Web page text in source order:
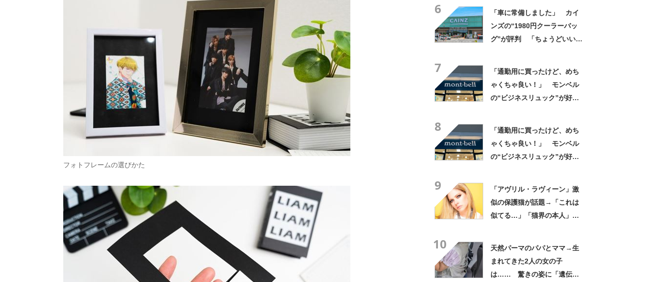
フォトフレームの選びかた
6
「車に常備しました」 カイ
ンズの“1980円クーラーバッ
グ”が評判 「ちょうどいい大
7
「通勤用に買ったけど、めち
ゃくちゃ良い！」 モンベル
の“ビジネスリュック”が好
8
「通勤用に買ったけど、めち
ゃくちゃ良い！」 モンベル
の“ビジネスリュック”が好
9
「アヴリル・ラヴィーン」激
似の保護猫が話題→「これは
似てる…」「猫界の本人」
10
天然パーマのパパとママ→生
まれてきた2人の女の子
は…… 驚きの姿に「遺伝っ